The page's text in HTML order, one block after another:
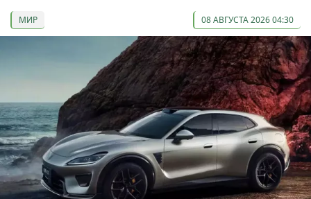
МИР 08 АВГУСТА 2026 04:30